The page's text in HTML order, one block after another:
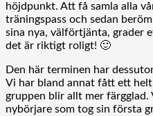
höjdpunkt. Att få samla alla
träningspass och sedan
sina nya, välförtjänta, grader
det är riktigt roligt! 🙂
Den här terminen har
Vi har bland annat fått ett helt
gruppen blir allt mer färgglad.
nybörjare som tog sin första